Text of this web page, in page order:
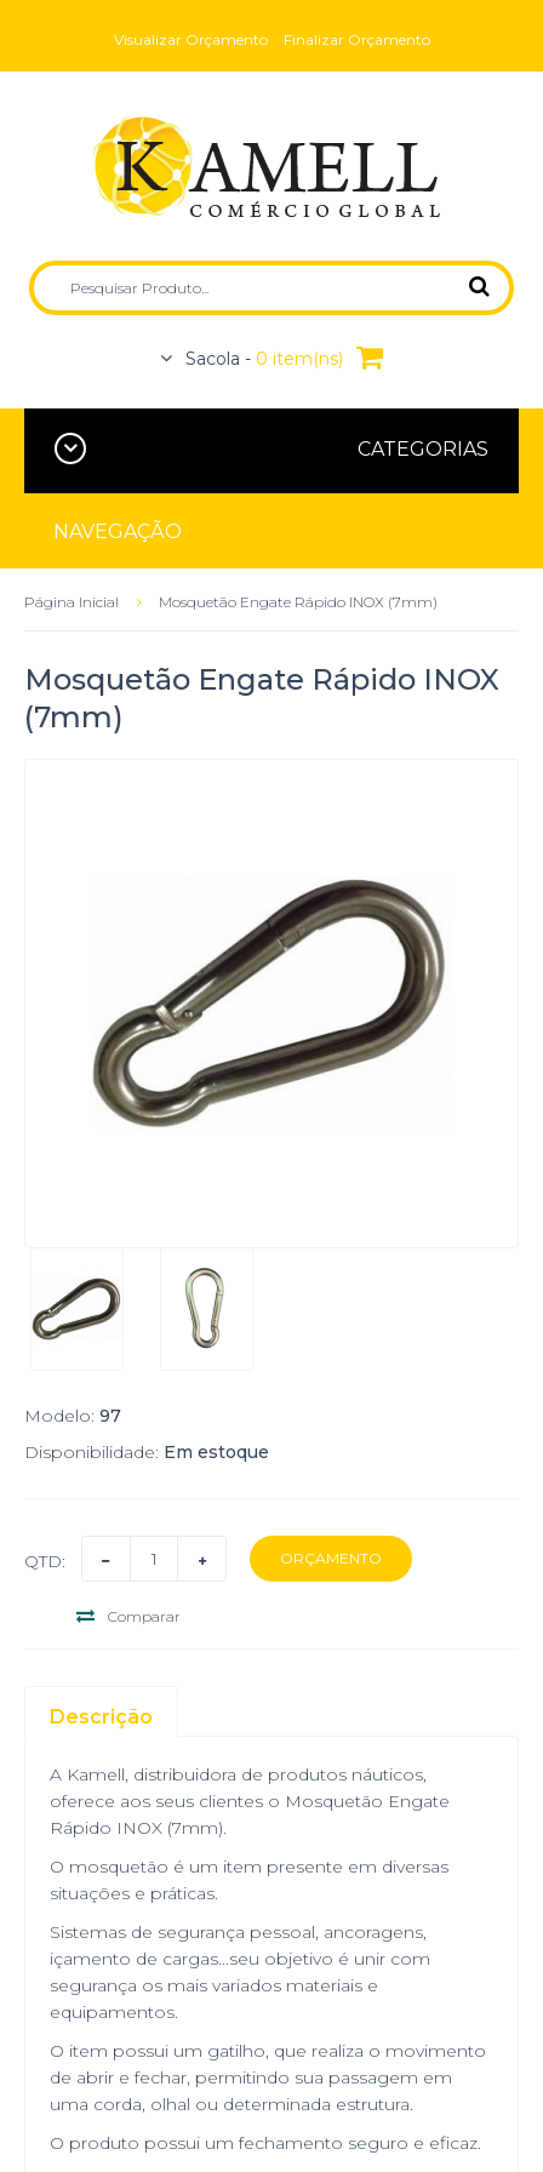
Visualizar Orçamento Finalizar Orçamento
Sacola - 0 item(ns)
CATEGORIAS
NAVEGAÇÃO
Página Inicial Mosquetão Engate Rápido INOX (7mm)
Mosquetão Engate Rápido INOX
(7mm)
Modelo: 97
Disponibilidade: Em estoque
QTD:
Comparar
Descrição
A Kamell, distribuidora de produtos náuticos,
oferece aos seus clientes o Mosquetão Engate
Rápido INOX (7mm).
O mosquetão é um item presente em diversas
situações e práticas.
Sistemas de segurança pessoal, ancoragens,
içamento de cargas...seu objetivo é unir com
segurança os mais variados materiais e
equipamentos.
O item possui um gatilho, que realiza o movimento
de abrir e fechar, permitindo sua passagem em
uma corda, olhal ou determinada estrutura.
O produto possui um fechamento seguro e eficaz.